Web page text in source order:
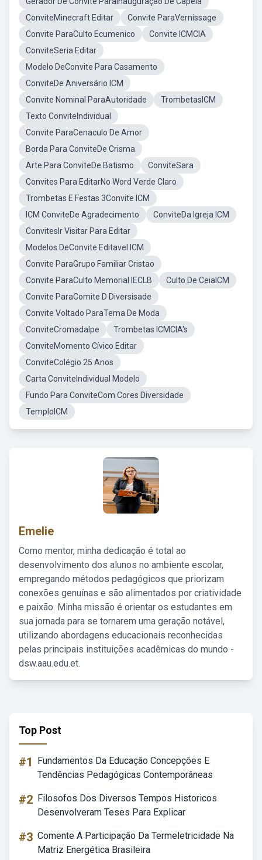
ConviteMinecraft Editar
Convite ParaVernissage
Convite ParaCulto Ecumenico
Convite ICMCIA
ConviteSeria Editar
Modelo DeConvite Para Casamento
ConviteDe Aniversário ICM
Convite Nominal ParaAutoridade
TrombetasICM
Texto ConviteIndividual
Convite ParaCenaculo De Amor
Borda Para ConviteDe Crisma
Arte Para ConviteDe Batismo
ConviteSara
Convites Para EditarNo Word Verde Claro
Trombetas E Festas 3Convite ICM
ICM ConviteDe Agradecimento
ConviteDa Igreja ICM
ConvitesIr Visitar Para Editar
Modelos DeConvite Editavel ICM
Convite ParaGrupo Familiar Cristao
Convite ParaCulto Memorial IECLB
Culto De CeiaICM
Convite ParaComite D Diversisade
Convite Voltado ParaTema De Moda
ConviteCromadalpe
Trombetas ICMCIA's
ConviteMomento Cívico Editar
ConviteColégio 25 Anos
Carta ConviteIndividual Modelo
Fundo Para ConviteCom Cores Diversidade
TemploICM
Emelie
Como mentor, minha dedicação é total ao
desenvolvimento dos alunos no ambiente escolar,
empregando métodos pedagógicos que priorizam
conexões genuínas e são alimentados por criatividade
e paixão. Minha missão é orientar os estudantes em
sua jornada para se tornarem uma geração notável,
utilizando abordagens educacionais reconhecidas
pelas principais instituições acadêmicas do mundo -
dsw.aau.edu.et.
Top Post
#1
Fundamentos Da Educação Concepções E
Tendências Pedagógicas Contemporâneas
#2 Filosofos Dos Diversos Tempos Historicos
Desenvolveram Teses Para Explicar
#3 Comente A Participação Da Termeletricidade Na
Matriz Energética Brasileira